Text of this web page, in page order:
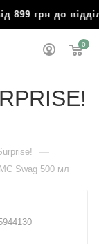
899 грн до
0
—
Swag 500 мл